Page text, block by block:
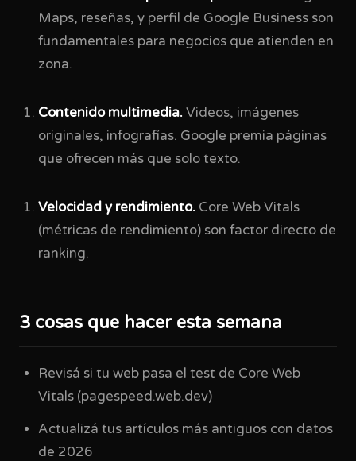
Maps, reseñas, y perfil de Google Business son
fundamentales para negocios que atienden en
zona.
Contenido multimedia. Videos, imágenes
originales, infografías. Google premia páginas
que ofrecen más que solo texto.
Velocidad y rendimiento. Core Web Vitals
(métricas de rendimiento) son factor directo de
ranking.
3 cosas que hacer esta semana
Revisá si tu web pasa el test de Core Web
Vitals (pagespeed.web.dev)
Actualizá tus artículos más antiguos con datos
de 2026